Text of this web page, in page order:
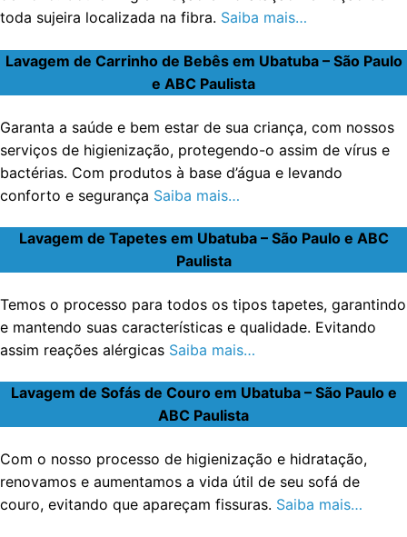
toda sujeira localizada na fibra. Saiba mais…
Lavagem de Carrinho de Bebês em Ubatuba – São Paulo
e ABC Paulista
Garanta a saúde e bem estar de sua criança, com nossos
serviços de higienização, protegendo-o assim de vírus e
bactérias. Com produtos à base d’água e levando
conforto e segurança Saiba mais…
Lavagem de Tapetes em Ubatuba – São Paulo e ABC
Paulista
Temos o processo para todos os tipos tapetes, garantindo
e mantendo suas características e qualidade. Evitando
assim reações alérgicas Saiba mais…
Lavagem de Sofás de Couro em Ubatuba – São Paulo e
ABC Paulista
Com o nosso processo de higienização e hidratação,
renovamos e aumentamos a vida útil de seu sofá de
couro, evitando que apareçam fissuras. Saiba mais…